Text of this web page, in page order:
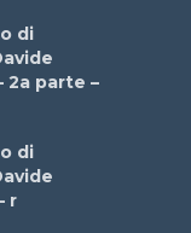
di
2a parte –
di
r